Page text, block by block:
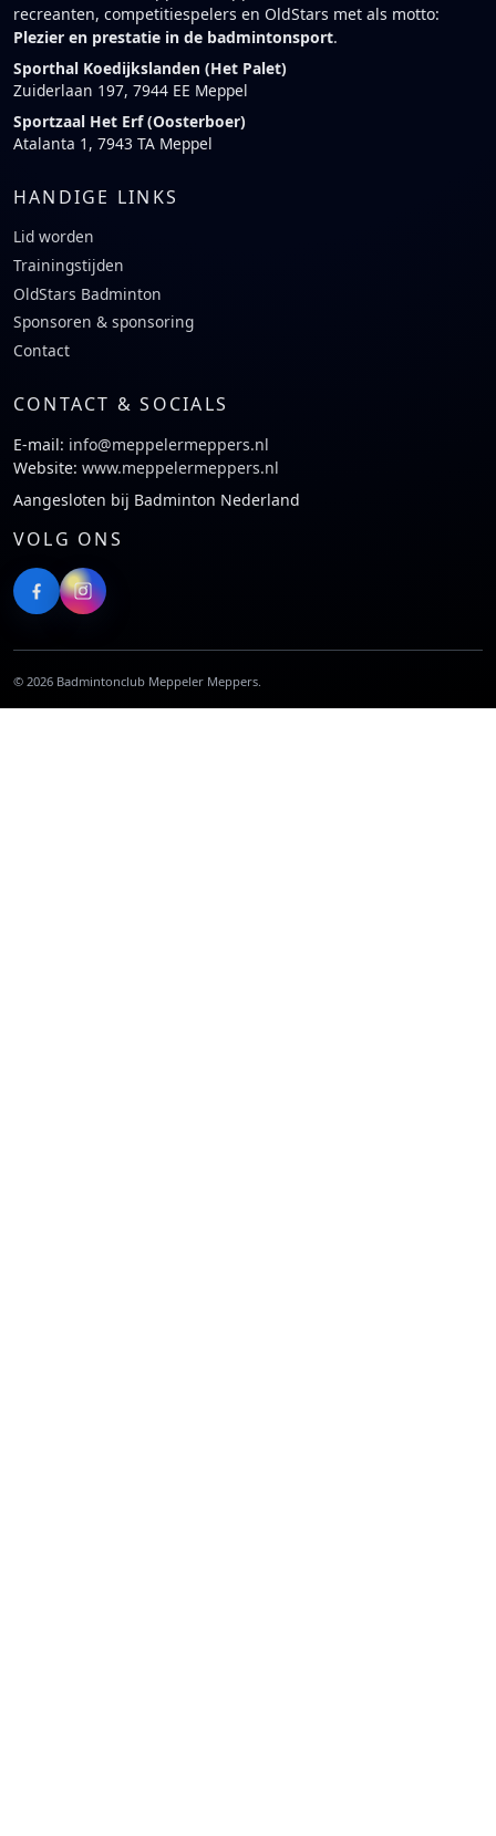
recreanten, competitiespelers en OldStars met als motto:
Plezier en prestatie in de badmintonsport.
Sporthal Koedijkslanden (Het Palet)
Zuiderlaan 197, 7944 EE Meppel
Sportzaal Het Erf (Oosterboer)
Atalanta 1, 7943 TA Meppel
HANDIGE LINKS
Lid worden
Trainingstijden
OldStars Badminton
Sponsoren & sponsoring
Contact
CONTACT & SOCIALS
E-mail: info@meppelermeppers.nl
Website: www.meppelermeppers.nl
Aangesloten bij Badminton Nederland
VOLG ONS
© 2026 Badmintonclub Meppeler Meppers.